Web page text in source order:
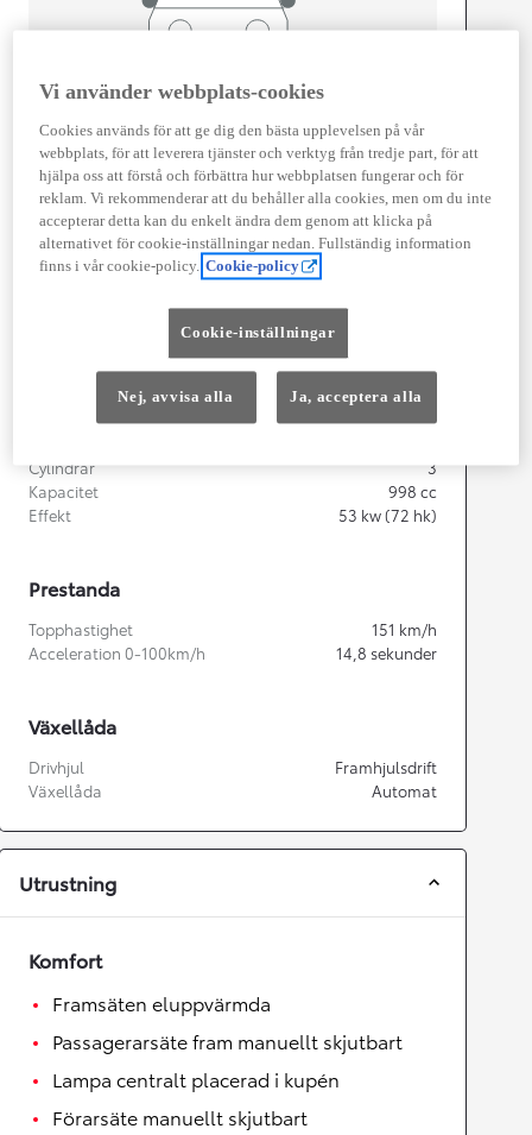
Föbrukning
Förbrukning
Cylindrar
3
Kapacitet
998 cc
Effekt
53 kw (72 hk)
Prestanda
Topphastighet 151 km/h
Acceleration 0-100km/h
14,8 sekunder
Växellåda
Drivhjul
Framhjulsdrift
Växellåda
Automat
Utrustning
Komfort
Framsäten eluppvärmda
Passagerarsäte fram manuellt skjutbart
Lampa centralt placerad i kupén
Förarsäte manuellt skjutbart
Vi använder webbplats-cookies
Cookies används för att ge dig den bästa upplevelsen på vår
webbplats, för att leverera tjänster och verktyg från tredje part, för att
hjälpa oss att förstå och förbättra hur webbplatsen fungerar och för
reklam. Vi rekommenderar att du behåller alla cookies, men om du inte
accepterar detta kan du enkelt ändra dem genom att klicka på
alternativet för cookie-inställningar nedan. Fullständig information
finns i vår cookie-policy. Cookie-policy
Cookie-inställningar
Nej, avvisa alla Ja, acceptera alla